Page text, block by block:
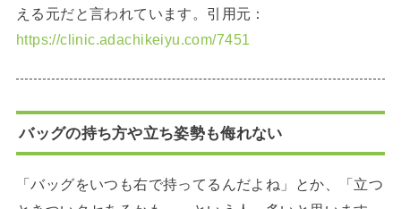
える元だと言われています。引用元：
https://clinic.adachikeiyu.com/7451
バッグの持ち方や立ち姿勢も侮れない
「バッグをいつも右で持ってるんだよね」とか、「立つ